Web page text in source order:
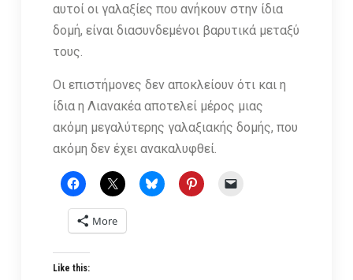
αυτοί οι γαλαξίες που ανήκουν στην ίδια
δομή, είναι διασυνδεμένοι βαρυτικά μεταξύ
τους.
Οι επιστήμονες δεν αποκλείουν ότι και η
ίδια η Λιανακέα αποτελεί μέρος μιας
ακόμη μεγαλύτερης γαλαξιακής δομής, που
ακόμη δεν έχει ανακαλυφθεί.
More
Like this: